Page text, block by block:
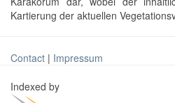
Kartierung der aktuellen
Contact | Impressum
Indexed by